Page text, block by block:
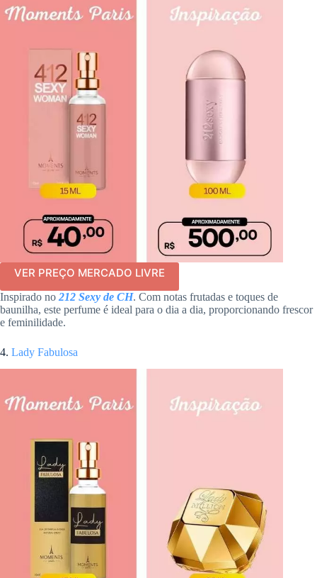
VER PREÇO MERCADO LIVRE
Inspirado no 212 Sexy de CH. Com notas frutadas e toques de
baunilha, este perfume é ideal para o dia a dia, proporcionando frescor
e feminilidade.
4. Lady Fabulosa